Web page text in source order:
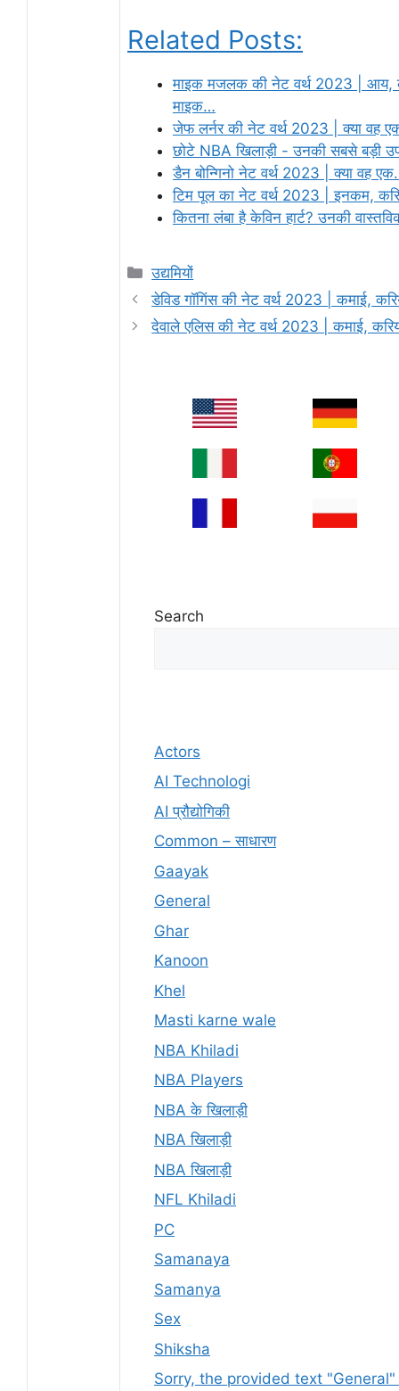
Related Posts:
माइक मजलक की नेट वर्थ 2023 | आय,
माइक…
जेफ लर्नर की नेट वर्थ 2023 | क्या वह
छोटे NBA खिलाड़ी - उनकी सबसे बड़ी
डैन बोन्गिनो नेट वर्थ 2023 | क्या वह
टिम पूल का नेट वर्थ 2023 | इनकम,
कितना लंबा है केविन हार्ट? उनकी
Categories
उद्यमियों
डेविड गॉगिंस की नेट वर्थ 2023 | कमाई,
देवाले एलिस की नेट वर्थ 2023 | कमाई,
Search
Actors
AI Technologi
AI प्रौद्योगिकी
Common – साधारण
Gaayak
General
Ghar
Kanoon
Khel
Masti karne wale
NBA Khiladi
NBA Players
NBA के खिलाड़ी
NBA खिलाड़ी
NBA खिलाड़ी
NFL Khiladi
PC
Samanaya
Samanya
Sex
Shiksha
Sorry, the provided text